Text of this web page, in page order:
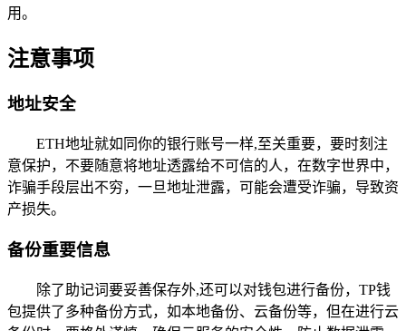
用。
注意事项
地址安全
ETH地址就如同你的银行账号一样,至关重要，要时刻注
意保护，不要随意将地址透露给不可信的人，在数字世界中，
诈骗手段层出不穷，一旦地址泄露，可能会遭受诈骗，导致资
产损失。
备份重要信息
除了助记词要妥善保存外,还可以对钱包进行备份，TP钱
包提供了多种备份方式，如本地备份、云备份等，但在进行云